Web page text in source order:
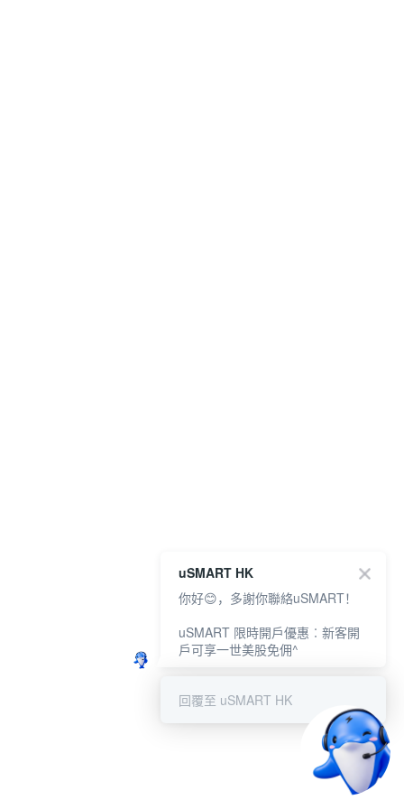
uSMART HK
你好😊，多謝你聯絡uSMART！
uSMART 限時開戶優惠︰新客開
戶可享一世美股免佣^
回覆至 uSMART HK